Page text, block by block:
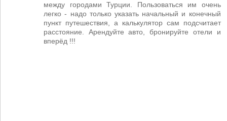
между городами Турции. Пользоваться им очень
легко - надо только указать начальный и конечный
пункт путешествия, а калькулятор сам подсчитает
расстояние. Арендуйте авто, бронируйте отели и
вперёд !!!